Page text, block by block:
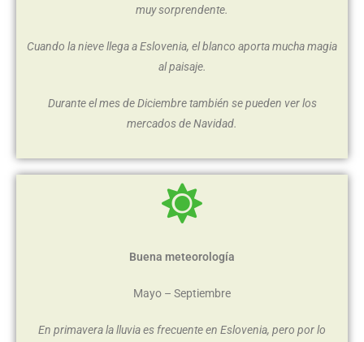
muy sorprendente.
Cuando la nieve llega a Eslovenia, el blanco aporta mucha magia
al paisaje.
Durante el mes de Diciembre también se pueden ver los
mercados de Navidad.
Buena meteorología
Mayo – Septiembre
En primavera la lluvia es frecuente en Eslovenia, pero por lo